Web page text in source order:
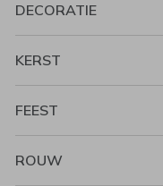
DECORATIE
KERST
FEEST
ROUW